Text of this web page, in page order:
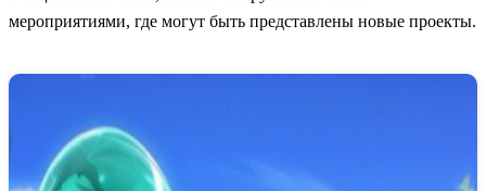
мероприятиями, где могут быть представлены новые проекты.